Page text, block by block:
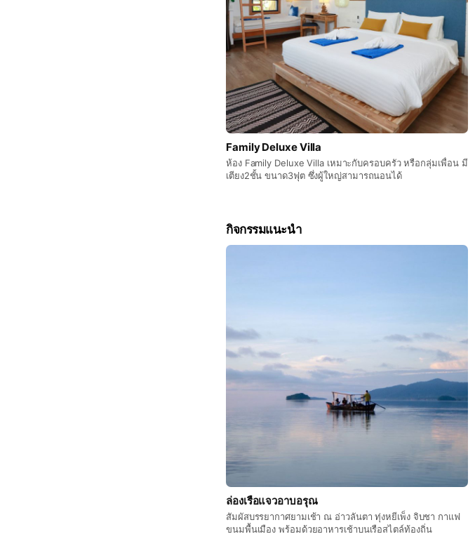
Family Deluxe Villa
ห้อง Family Deluxe Villa เหมาะกับครอบครัว หรือกลุ่มเพื่อน มี
เตียง2ชั้น ขนาด3ฟุต ซึ่งผู้ใหญ่สามารถนอนได้
กิจกรรมแนะนำ
ล่องเรือแจวอาบอรุณ
สัมผัสบรรยากาศยามเช้า ณ อ่าวลันตา ทุ่งหยีเพ็ง จิบชา กาแฟ
ขนมพื้นเมือง พร้อมด้วยอาหารเช้าบนเรือสไตล์ท้องถิ่น